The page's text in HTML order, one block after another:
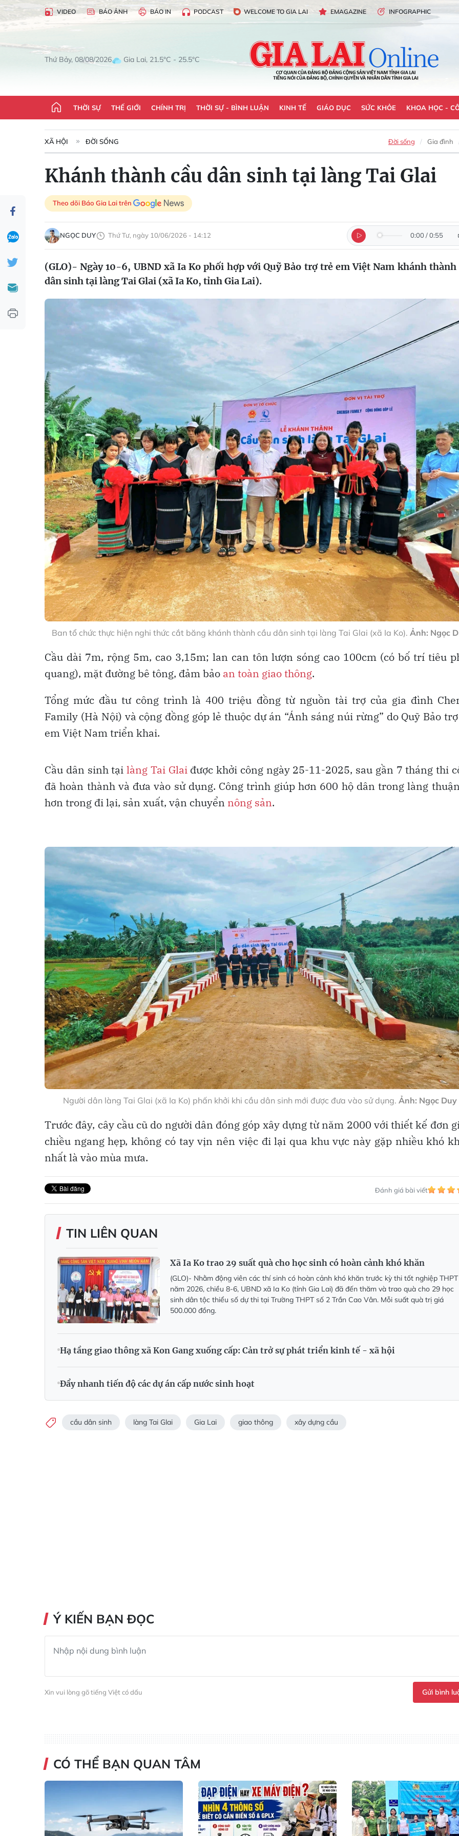
VIDEO BÁO ẢNH BÁO IN PODCAST WELCOME TO GIA LAI EMAGAZINE INFOGRAPHIC
Thứ Bảy, 08/08/2026 Gia Lai, 21.5°C - 25.5°C
THỜI SỰ THẾ GIỚI CHÍNH TRỊ THỜI SỰ - BÌNH LUẬN KINH TẾ GIÁO DỤC SỨC KHỎE KHOA HỌC -
XÃ HỘI ĐỜI SỐNG Đời sống Gia đình
Khánh thành cầu dân sinh tại làng Tai Glai
Theo dõi Báo Gia Lai trên
NGỌC DUY Thứ Tư, ngày 10/06/2026 - 14:12 0:00 /0:55
(GLO)- Ngày 10-6, UBND xã Ia Ko phối hợp với Quỹ Bảo trợ trẻ em Việt Nam khánh thành
dân sinh tại làng Tai Glai (xã Ia Ko, tỉnh Gia Lai).
Ban tổ chức thực hiện nghi thức cắt băng khánh thành cầu dân sinh tại làng Tai Glai (xã Ia Ko). Ảnh: Ngọc
Cầu dài 7m, rộng 5m, cao 3,15m; lan can tôn lượn sóng cao 100cm (có bố trí tiêu
quang), mặt đường bê tông, đảm bảo an toàn giao thông.
Tổng mức đầu tư công trình là 400 triệu đồng từ nguồn tài trợ của gia đình
Family (Hà Nội) và cộng đồng góp lẻ thuộc dự án “Ánh sáng núi rừng” do Quỹ Bảo
em Việt Nam triển khai.
Cầu dân sinh tạilàng Tai Glaiđược khởi công ngày 25-11-2025, sau gần 7 tháng thi
đã hoàn thành và đưa vào sử dụng. Công trình giúp hơn 600 hộ dân trong làng
hơn trong đi lại, sản xuất, vận chuyển nông sản.
Người dân làng Tai Glai (xã Ia Ko) phấn khởi khi cầu dân sinh mới được đưa vào sử dụng. Ảnh: Ngọc Duy
Trước đây, cây cầu cũ do người dân đóng góp xây dựng từ năm 2000 với thiết kế đơn
chiều ngang hẹp, không có tay vịn nên việc đi lại qua khu vực này gặp nhiều khó
nhất là vào mùa mưa.
Đánh giá bài viết
TIN LIÊN QUAN
Xã Ia Ko trao 29 suất quà cho học sinh có hoàn cảnh khó khăn
(GLO)- Nhằm động viên các thí sinh có hoàn cảnh khó khăn trước kỳ thi tốt nghiệp THPT
năm 2026, chiều 8-6, UBND xã Ia Ko (tỉnh Gia Lai) đã đến thăm và trao quà cho 29 học
sinh dân tộc thiểu số dự thi tại Trường THPT số 2 Trần Cao Vân. Mỗi suất quà trị giá
500.000 đồng.
Hạ tầng giao thông xã Kon Gang xuống cấp: Cản trở sự phát triển kinh tế - xã hội
Đẩy nhanh tiến độ các dự án cấp nước sinh hoạt
cầu dân sinh làng Tai Glai Gia Lai giao thông xây dựng cầu
Ý KIẾN BẠN ĐỌC
Xin vui lòng gõ tiếng Việt có dấu Gửi bình
CÓ THỂ BẠN QUAN TÂM